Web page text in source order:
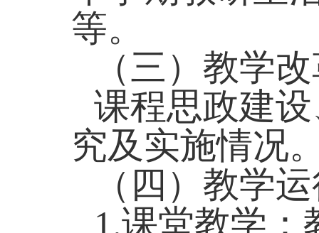
等。
（三）教学
课程思政建
究及实施情况
（四）教学
1.课堂教学：